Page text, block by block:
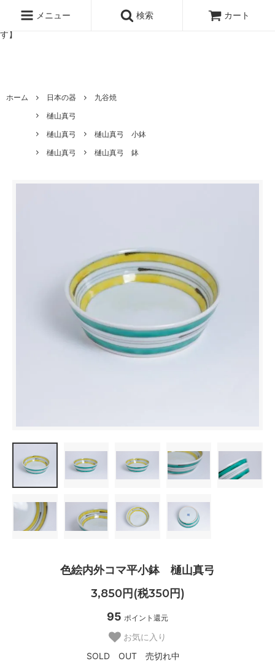
ッタのオンラインストア【アラビア,クイストゴーなどの北欧ヴィンテ
ージ食器,雅峰窯やソルテグラスジュエリーなどの作家の作品が並びま
す】
メニュー 検索 カート
ホーム 日本の器
九谷焼
樋山真弓
樋山真弓
樋山真弓 小鉢
樋山真弓
樋山真弓 鉢
色絵内外コマ平小鉢 樋山真弓
3,850円(税350円)
95 ポイント還元
お気に入り
SOLD OUT 売切れ中